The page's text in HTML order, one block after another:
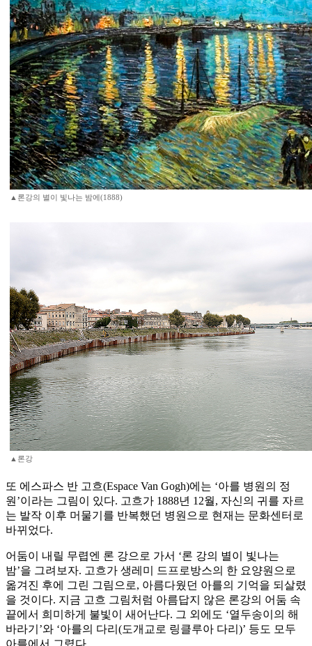
▲론강의 별이 빛나는 밤에(1888)
▲론강
또 에스파스 반 고흐(Espace Van Gogh)에는 ‘아를 병원의 정
원’이라는 그림이 있다. 고흐가 1888년 12월, 자신의 귀를 자르
는 발작 이후 머물기를 반복했던 병원으로 현재는 문화센터로
바뀌었다.
어둠이 내릴 무렵엔 론 강으로 가서 ‘론 강의 별이 빛나는
밤’을 그려보자. 고흐가 생레미 드프로방스의 한 요양원으로
옮겨진 후에 그린 그림으로, 아름다웠던 아를의 기억을 되살렸
을 것이다. 지금 고흐 그림처럼 아름답지 않은 론강의 어둠 속
끝에서 희미하게 불빛이 새어난다. 그 외에도 ‘열두송이의 해
바라기’와 ‘아를의 다리(도개교로 링클루아 다리)’ 등도 모두